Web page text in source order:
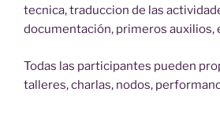
tecnica, traduccion de las
documentación, primeros auxilios,
Todas las participantes pueden
talleres, charlas, nodos,